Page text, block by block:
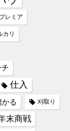
プレミア
カリ
仕入
かる 刈取り
末商戦